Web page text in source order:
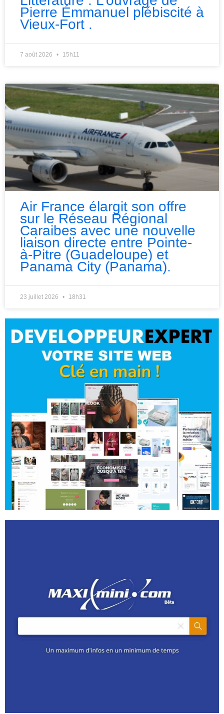
Pierre Émmanuel plébiscité à
Vieux-Fort .
7 août 2026 15h11
Air France élargit son offre
sur le Réseau Régional
Caraibes avec une nouvelle
liaison directe entre Pointe-
à-Pitre (Guadeloupe) et
Panama City (Panama).
23 juillet 2026 18h31